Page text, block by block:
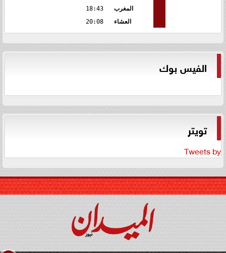
المغرب
18:43
العشاء
20:08
الفيس بوك
تويتر
Tweets by